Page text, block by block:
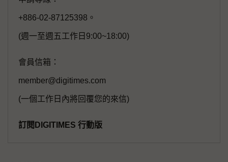
+886-02-87125398。
(週一至週五工作日9:00~18:00)
會員信箱：
member@digitimes.com
(一個工作日內將回覆您的來信)
訂閱DIGITIMES 行動版